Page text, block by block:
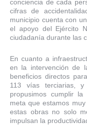
conciencia de cada
cifras de
municipio cuenta con
el apoyo del Ejército
ciudadanía durante las
En cuanto a
en la intervención de
beneficios directos
113 vías terciarias,
propusimos cumplir
meta que estamos
estas obras no solo
impulsan la